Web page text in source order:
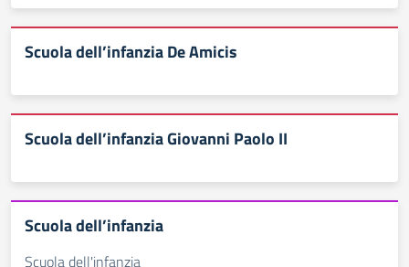
Scuola dell’infanzia De Amicis
Scuola dell’infanzia Giovanni Paolo II
Scuola dell’infanzia
Scuola dell'infanzia